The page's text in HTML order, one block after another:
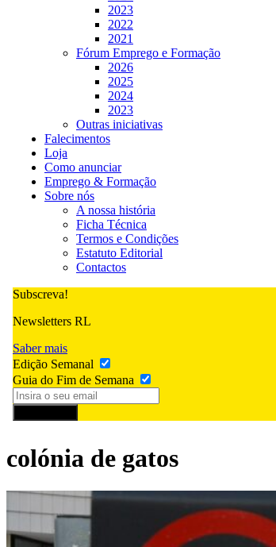
2023
2022
2021
Fórum Emprego e Formação
2026
2025
2024
2023
Outras iniciativas
Falecimentos
Loja
Como anunciar
Emprego & Formação
Sobre nós
A nossa história
Ficha Técnica
Termos e Condições
Estatuto Editorial
Contactos
Subscreva!
Newsletters RL
Saber mais
Edição Semanal
Guia do Fim de Semana
colónia de gatos